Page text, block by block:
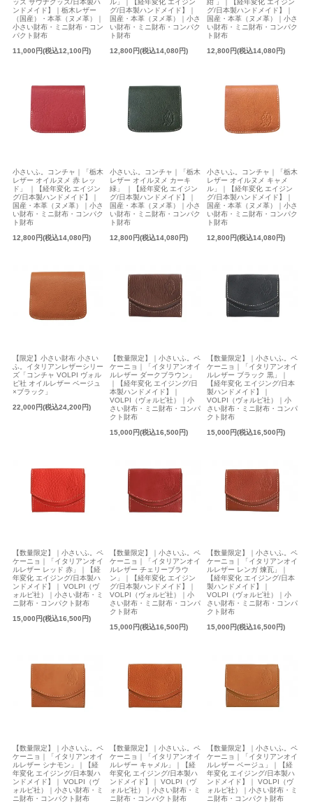
ッズ サウナグッズ/日本製ハ
ンドメイド】｜栃木レザー
（国産）・本革（ヌメ革）｜
小さい財布・ミニ財布・コン
パクト財布
11,000円(税込12,100円)
ル」｜【経年変化 エイジン
グ/日本製ハンドメイド】｜
国産・本革（ヌメ革）｜小さ
い財布・ミニ財布・コンパク
ト財布
12,800円(税込14,080円)
紺 」｜【経年変化 エイジン
グ/日本製ハンドメイド】｜
国産・本革（ヌメ革）｜小さ
い財布・ミニ財布・コンパク
ト財布
12,800円(税込14,080円)
小さいふ。コンチャ｜「栃木
レザー オイルヌメ 赤 レッ
ド」 ｜【経年変化 エイジン
グ/日本製ハンドメイド】｜
国産・本革（ヌメ革）｜小さ
い財布・ミニ財布・コンパク
ト財布
12,800円(税込14,080円)
小さいふ。コンチャ｜「栃木
レザー オイルヌメ カーキ
緑」 ｜【経年変化 エイジン
グ/日本製ハンドメイド】｜
国産・本革（ヌメ革）｜小さ
い財布・ミニ財布・コンパク
ト財布
12,800円(税込14,080円)
小さいふ。コンチャ｜「栃木
レザー オイルヌメ キャメ
ル」｜【経年変化 エイジン
グ/日本製ハンドメイド】｜
国産・本革（ヌメ革）｜小さ
い財布・ミニ財布・コンパク
ト財布
12,800円(税込14,080円)
【限定】小さい財布 小さい
ふ。イタリアンレザーシリー
ズ「コンチャ VOLPI ヴォル
ピ社 オイルレザー ベージュ
×ブラック」
22,000円(税込24,200円)
【数量限定】｜小さいふ。ペ
ケーニョ｜「イタリアンオイ
ルレザー ダークブラウン」
｜【経年変化 エイジング/日
本製ハンドメイド】｜
VOLPI（ヴォルピ社）｜小
さい財布・ミニ財布・コンパ
クト財布
15,000円(税込16,500円)
【数量限定】｜小さいふ。ペ
ケーニョ｜「イタリアンオイ
ルレザー ブラック 黒」｜
【経年変化 エイジング/日本
製ハンドメイド】｜
VOLPI（ヴォルピ社）｜小
さい財布・ミニ財布・コンパ
クト財布
15,000円(税込16,500円)
【数量限定】｜小さいふ。ペ
ケーニョ｜「イタリアンオイ
ルレザー レッド 赤」｜【経
年変化 エイジング/日本製ハ
ンドメイド】｜ VOLPI（ヴ
ォルピ社）｜小さい財布・ミ
ニ財布・コンパクト財布
15,000円(税込16,500円)
【数量限定】｜小さいふ。ペ
ケーニョ｜「イタリアンオイ
ルレザー チェリーブラウ
ン」｜【経年変化 エイジン
グ/日本製ハンドメイド】｜
VOLPI（ヴォルピ社）｜小
さい財布・ミニ財布・コンパ
クト財布
15,000円(税込16,500円)
【数量限定】｜小さいふ。ペ
ケーニョ｜「イタリアンオイ
ルレザー レンガ 煉瓦」｜
【経年変化 エイジング/日本
製ハンドメイド】｜
VOLPI（ヴォルピ社）｜小
さい財布・ミニ財布・コンパ
クト財布
15,000円(税込16,500円)
【数量限定】｜小さいふ。ペ
ケーニョ｜「イタリアンオイ
ルレザー シナモン」｜【経
年変化 エイジング/日本製ハ
ンドメイド】｜ VOLPI（ヴ
ォルピ社）｜小さい財布・ミ
ニ財布・コンパクト財布
【数量限定】｜小さいふ。ペ
ケーニョ｜「イタリアンオイ
ルレザー キャメル」｜【経
年変化 エイジング/日本製ハ
ンドメイド】｜ VOLPI（ヴ
ォルピ社）｜小さい財布・ミ
ニ財布・コンパクト財布
【数量限定】｜小さいふ。ペ
ケーニョ｜「イタリアンオイ
ルレザー ベージュ」｜【経
年変化 エイジング/日本製ハ
ンドメイド】｜ VOLPI（ヴ
ォルピ社）｜小さい財布・ミ
ニ財布・コンパクト財布